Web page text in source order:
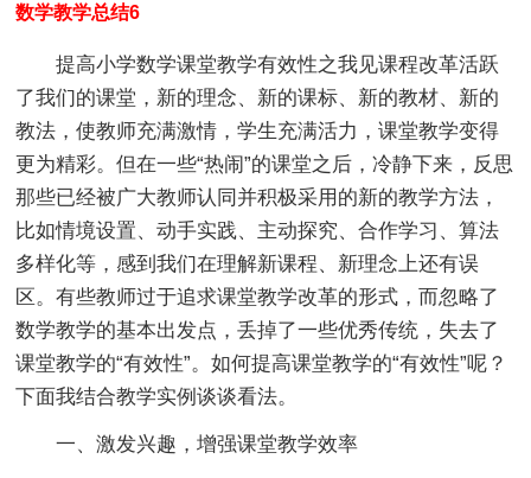
数学教学总结6
提高小学数学课堂教学有效性之我见课程改革活跃
了我们的课堂，新的理念、新的课标、新的教材、新的
教法，使教师充满激情，学生充满活力，课堂教学变得
更为精彩。但在一些“热闹”的课堂之后，冷静下来，反思
那些已经被广大教师认同并积极采用的新的教学方法，
比如情境设置、动手实践、主动探究、合作学习、算法
多样化等，感到我们在理解新课程、新理念上还有误
区。有些教师过于追求课堂教学改革的形式，而忽略了
数学教学的基本出发点，丢掉了一些优秀传统，失去了
课堂教学的“有效性”。如何提高课堂教学的“有效性”呢？
下面我结合教学实例谈谈看法。
一、激发兴趣，增强课堂教学效率